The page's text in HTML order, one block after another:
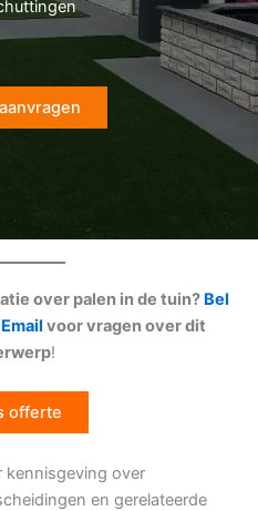
over palen in de tuin? Bel
Email voor vragen over dit
!
offerte
kennisgeving over
en gerelateerde